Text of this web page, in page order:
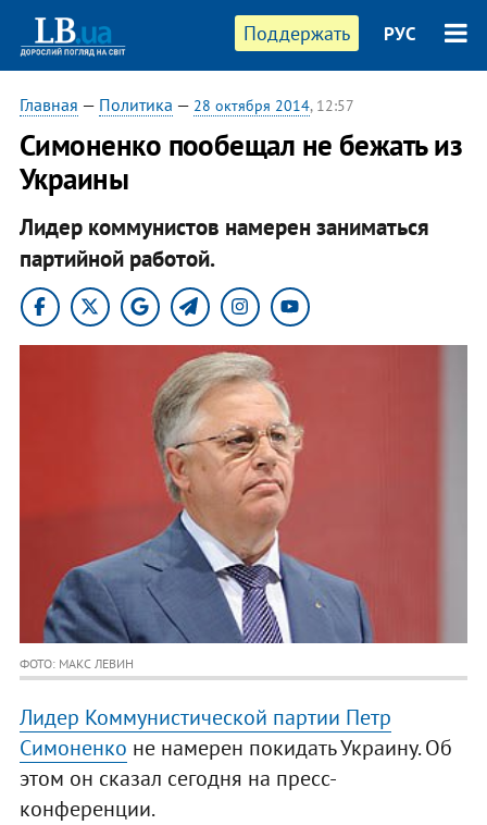
Поддержать РУС
Главная — Политика — 28 октября 2014, 12:57
Симоненко пообещал не бежать из
Украины
Лидер коммунистов намерен заниматься
партийной работой.
ФОТО: МАКС ЛЕВИН
Лидер Коммунистической партии Петр
Симоненко не намерен покидать Украину. Об
этом он сказал сегодня на пресс-
конференции.